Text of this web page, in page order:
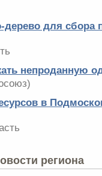
дерево для сбора
непроданную
в
региона